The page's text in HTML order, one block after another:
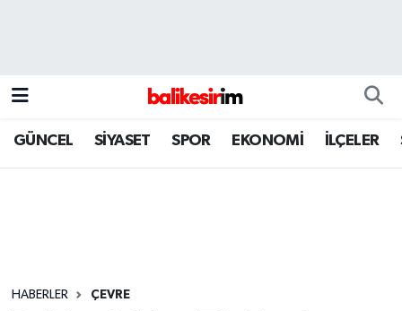
GÜNCEL SİYASET SPOR EKONOMİ İLÇELER
HABERLER ÇEVRE